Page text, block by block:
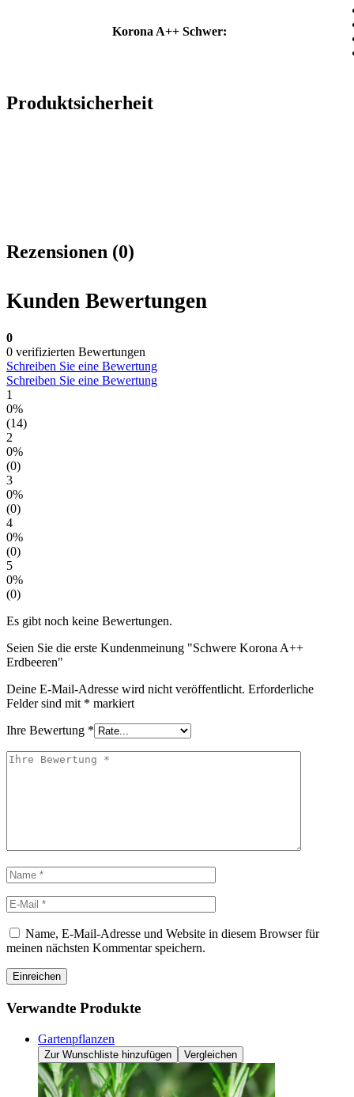
Korona A++ Schwer:
Produktsicherheit
Rezensionen (0)
Kunden Bewertungen
0
0 verifizierten Bewertungen
Schreiben Sie eine Bewertung
Schreiben Sie eine Bewertung
1
0%
(14)
2
0%
(0)
3
0%
(0)
4
0%
(0)
5
0%
(0)
Es gibt noch keine Bewertungen.
Seien Sie die erste Kundenmeinung "Schwere Korona A++
Erdbeeren"
Deine E-Mail-Adresse wird nicht veröffentlicht. Erforderliche
Felder sind mit * markiert
Ihre Bewertung *
Name, E-Mail-Adresse und Website in diesem Browser für
meinen nächsten Kommentar speichern.
Einreichen
Verwandte Produkte
Gartenpflanzen
Zur Wunschliste hinzufügen Vergleichen